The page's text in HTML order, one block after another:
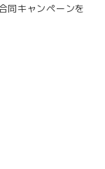
同キャンペーンを